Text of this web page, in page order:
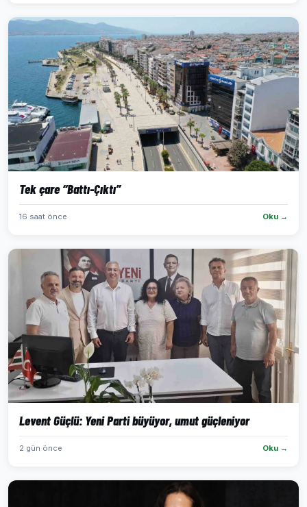
Tek çare “Battı-Çıktı”
16 saat önce Oku →
Levent Güçlü: Yeni Parti büyüyor, umut güçleniyor
2 gün önce Oku →